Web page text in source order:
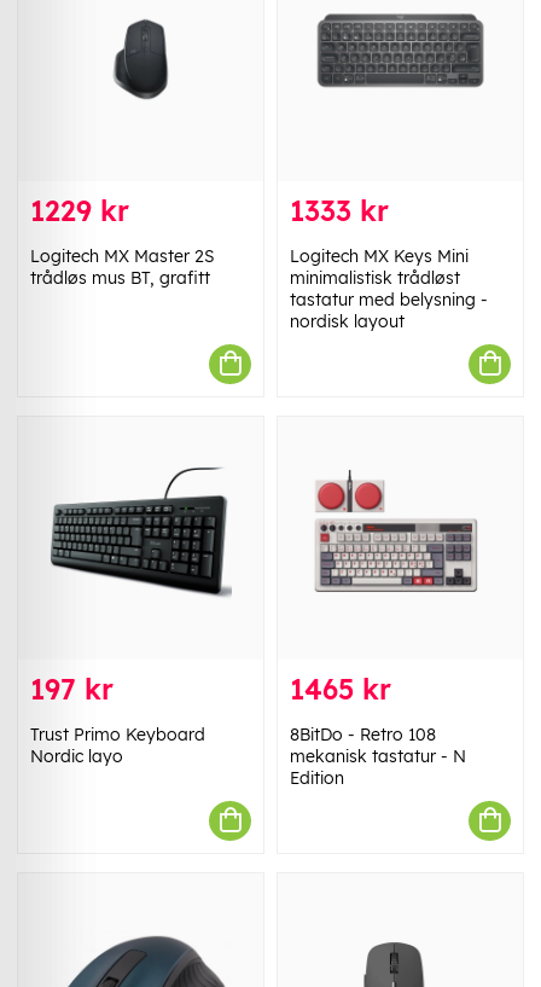
1229 kr
Logitech MX Master 2S
trådløs mus BT, grafitt
1333 kr
Logitech MX Keys Mini
minimalistisk trådløst
tastatur med belysning -
nordisk layout
197 kr
Trust Primo Keyboard
Nordic layo
1465 kr
8BitDo - Retro 108
mekanisk tastatur - N
Edition